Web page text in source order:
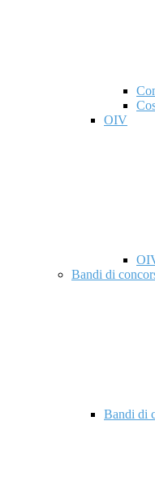
OIV
Bandi di
Bandi di